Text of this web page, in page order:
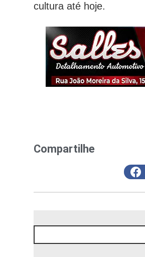
cultura até hoje.
Compartilhe